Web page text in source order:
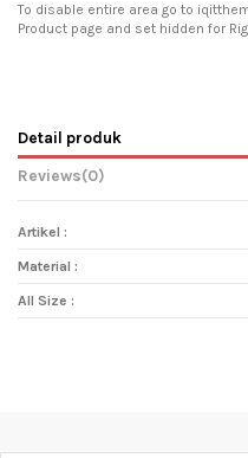
To disable entire area go to
Product page and set hidden for
Detail produk
Reviews(0)
Artikel :
Material :
All Size :